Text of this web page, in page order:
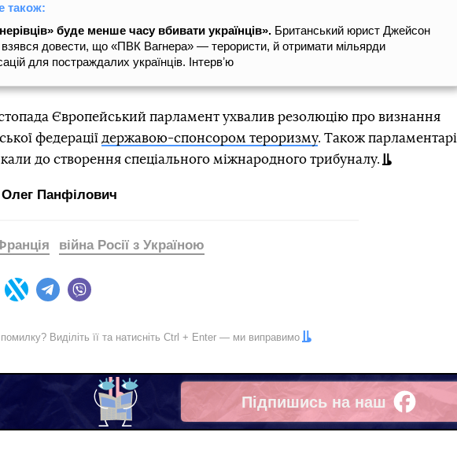
також:
буде менше часу вбивати українців». Британський юрист Джейсон
довести, що «ПВК Вагнера» — терористи, й отримати мільярди
для постраждалих українців. Інтервʼю
Європейський парламент ухвалив резолюцію про визнання
федерації державою-спонсором тероризму. Також парламентарі
до створення спеціального міжнародного трибуналу.
Олег Панфілович
Twitter Telegram
війна Росії з Україною
Виділіть її та натисніть Ctrl + Enter — ми виправимо
Підпишись на наш
Facebook